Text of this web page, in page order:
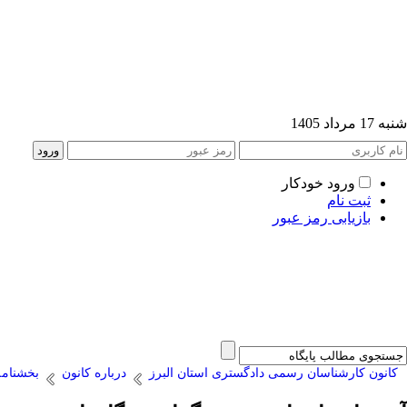
شنبه 17 مرداد 1405
ورود خودکار
ثبت نام
بازیابی رمز عبور
کانون کارشناسان رسمی دادگستری استان البرز درباره کانون